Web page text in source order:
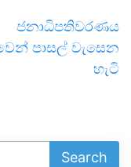
ජනාධිපතිවරණය
පාසල් වැසෙන
හැටි